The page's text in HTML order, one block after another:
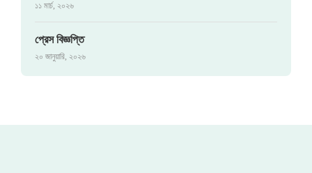
১১ মার্চ, ২০২৬
প্রেস বিজ্ঞপ্তি
২০ জানুয়ারি, ২০২৬